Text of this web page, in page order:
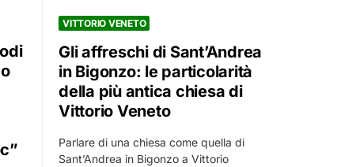
VITTORIO VENETO
Gli affreschi di Sant’Andrea
in Bigonzo: le particolarità
della più antica chiesa di
Vittorio Veneto
Parlare di una chiesa come quella di
Sant’Andrea in Bigonzo a Vittorio